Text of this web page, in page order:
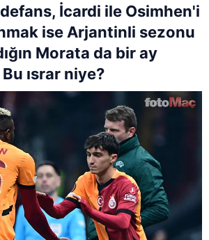
İcardi ile Osimhen'i
ise Arjantinli sezonu
Morata da bir ay
ısrar niye?